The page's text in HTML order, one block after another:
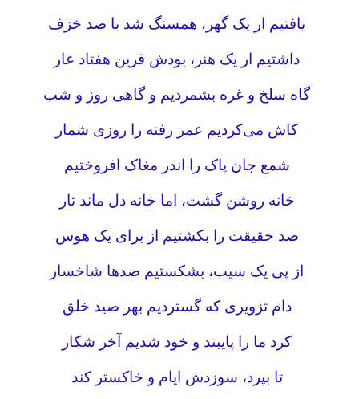
یافتیم ار یک گهر، همسنگ شد با صد خزف
داشتیم ار یک هنر، بودش قرین هفتاد عار
گاه سلخ و غره بشمردیم و گاهی روز و شب
کاش می‌کردیم عمر رفته را روزی شمار
شمع جان پاک را اندر مغاک افروختیم
خانه روشن گشت، اما خانه دل ماند تار
صد حقیقت را بکشتیم از برای یک هوس
از پی یک سیب، بشکستیم صدها شاخسار
دام تزویری که گستردیم بهر صید خلق
کرد ما را پایبند و خود شدیم آخر شکار
تا بپرد، سوزدش ایام و خاکستر کند